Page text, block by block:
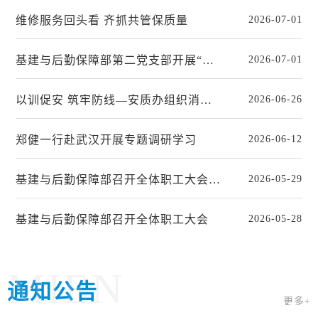
维修服务回头看 齐抓共管保质量 2026-07-01
基建与后勤保障部第二党支部开展“树立和践行正确政绩观 深耕宿舍服务暖人心”主题党日活动 2026-07-01
以训促安 筑牢防线—安质办组织消防骨干赴荆州市消防特训中队开展专业消防培训学习 2026-06-26
郑健一行赴武汉开展专题调研学习 2026-06-12
基建与后勤保障部召开全体职工大会 签订安全责任书并开展“以案为鉴”警示教育 2026-05-29
基建与后勤保障部召开全体职工大会 2026-05-28
通知公告
MIEN 更多+